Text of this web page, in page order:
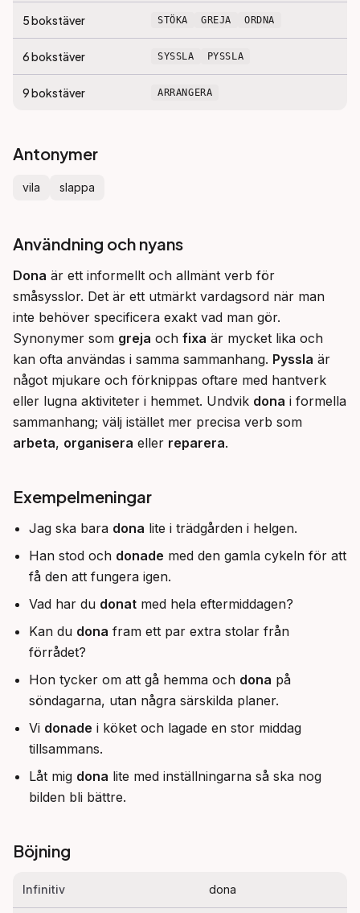
5bokstäver STÖKA GREJA ORDNA
6bokstäver SYSSLA PYSSLA
9bokstäver ARRANGERA
Antonymer
vila slappa
Användning och nyans
Dona är ett informellt och allmänt verb för
småsysslor. Det är ett utmärkt vardagsord när man
inte behöver specificera exakt vad man gör.
Synonymer som greja och fixa är mycket lika och
kan ofta användas i samma sammanhang. Pyssla är
något mjukare och förknippas oftare med hantverk
eller lugna aktiviteter i hemmet. Undvik dona i formella
arbeta, organisera eller reparera.
Exempelmeningar
Jag ska bara dona lite i trädgården i helgen.
Han stod och donade med den gamla cykeln för att
få den att fungera igen.
Vad har du donat med hela eftermiddagen?
Kan du dona fram ett par extra stolar från
förrådet?
Hon tycker om att gå hemma och dona på
söndagarna, utan några särskilda planer.
Vi donade i köket och lagade en stor middag
tillsammans.
Låt mig dona lite med inställningarna så ska nog
bilden bli bättre.
Böjning
Infinitiv dona